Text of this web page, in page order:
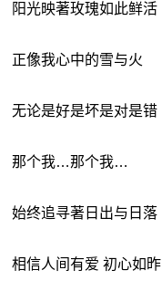
阳光映著玫瑰如此鲜活
正像我心中的雪与火
无论是好是坏是对是错
那个我…那个我…
始终追寻著日出与日落
相信人间有爱 初心如昨